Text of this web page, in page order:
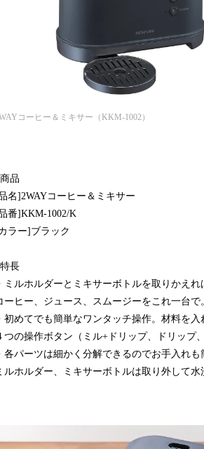
コーヒー＆ミキサー（KKM-1002）
品
名]2WAYコーヒー＆ミキサー
番]KKM-1002/K
ラー]ブラック
長
ミルホルダーとミキサーボトルを取りかえ
ーヒー、ジュース、スムージーをこれ一台で
初めてでも簡単なワンタッチ操作。材料を
つの操作ボタン（ミル+ドリップ、ドリップ
各パーツは細かく分解できるのでお手入れも
ルホルダー、ミキサーボトルは取り外して水